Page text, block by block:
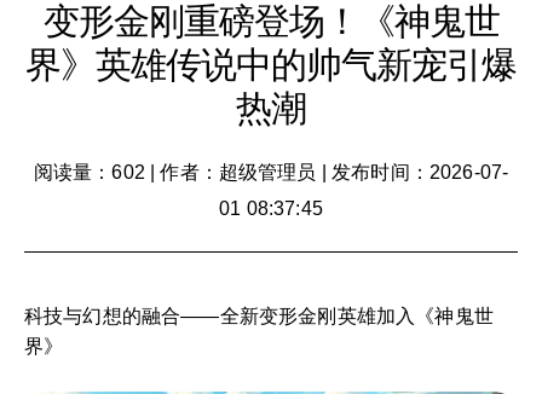
变形金刚重磅登场！《神鬼世
界》英雄传说中的帅气新宠引爆
热潮
阅读量：602 |作者：超级管理员
发布时间：2026-07-
01 08:37:45
科技与幻想的融合——全新变形金刚英雄加入《神鬼世
界》